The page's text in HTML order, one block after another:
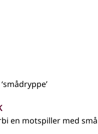
‘smådryppe’
en motspiller med